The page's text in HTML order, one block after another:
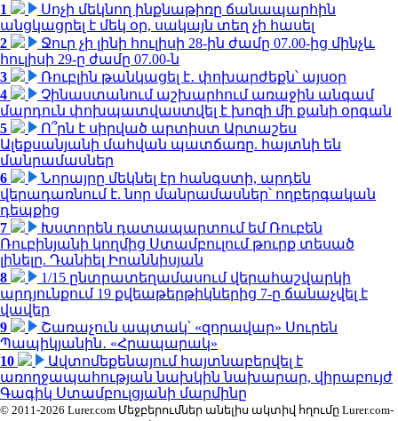
1
Սոչի մեկնող ինքնաթիռը ճանապարհին
անցկացրել է մեկ օր, սակայն տեղ չի հասել
2
Ջուր չի լինի հուլիսի 28-ին ժամը 07.00-ից մինչև
հուլիսի 29-ը ժամը 07.00-ն
3
Ռուբլին թանկացել է․ փոխարժեքն՝ այսօր
4
Չինաստանում աշխարհում առաջին անգամ
մարդուն փոխպատվաստվել է խոզի մի քանի օրգան
5
Ո՞րն է սիրված արտիստ Արտաշես
Ալեքսանյանի մահվան պատճառը. հայտնի են
մանրամասներ
6
Նորայրը մեկնել էր հանգստի, արդեն
վերադառնում է. նոր մանրամասներ՝ ողբերգական
դեպքից
7
Խստորեն դատապարտում եմ Ռուբեն
Ռուբինյանի կողմից Ստամբուլում թուրք տեսած
լինելը. Դանիել Իոաննիսյան
8
1/15 ընտրատեղամասում վերահաշվարկի
արդյունքում 19 քվեաթերթիկներից 7-ը ճանաչվել է
վավեր
9
Շառաչուն ապտակ՝ «զորավար» Սուրեն
Պապիկյանին․ «Հրապարակ»
10
Ավտոմեքենայում հայտնաբերվել է
առողջապահության նախկին նախարար, վիրաբույժ
Գագիկ Ստամբուլցյանի մարմինը
© 2011-2026 Lurer.com Մեջբերումներ անելիս ակտիվ հղումը Lurer.com-